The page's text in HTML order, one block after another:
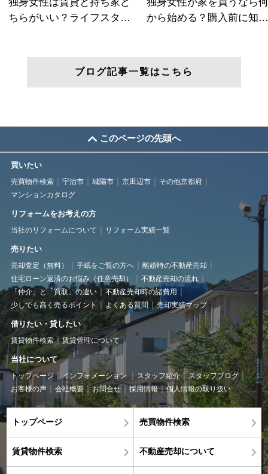
ブログ記事一覧はこちら
このページの先頭へ
買いたい
売買物件検索 宇治市 城陽市 京田辺市
その他京都府
マンションカタログ
リフォームをお考えの方
当社のリフォームについて リフォーム実績一覧
売りたい
売却査定（無料） 手紙をご覧の方へ
離婚時の不動産売却
住宅ローン返済のお悩み（任意売却）
不動産売却の流れ
「仲介」と「買取」の違い
不動産売却時の諸費用
少しでも高く売るポイント
よくある質問 売却実績マップ
借りたい・貸したい
賃貸物件検索 賃貸管理について
当社について
トップページ インフォメーション スタッフ紹介
スタッフブログ
お客様の声
会社概要 お問合せ 採用情報 個人情報の取り扱い
トップページ 売買物件検索
賃貸物件検索 不動産売却について